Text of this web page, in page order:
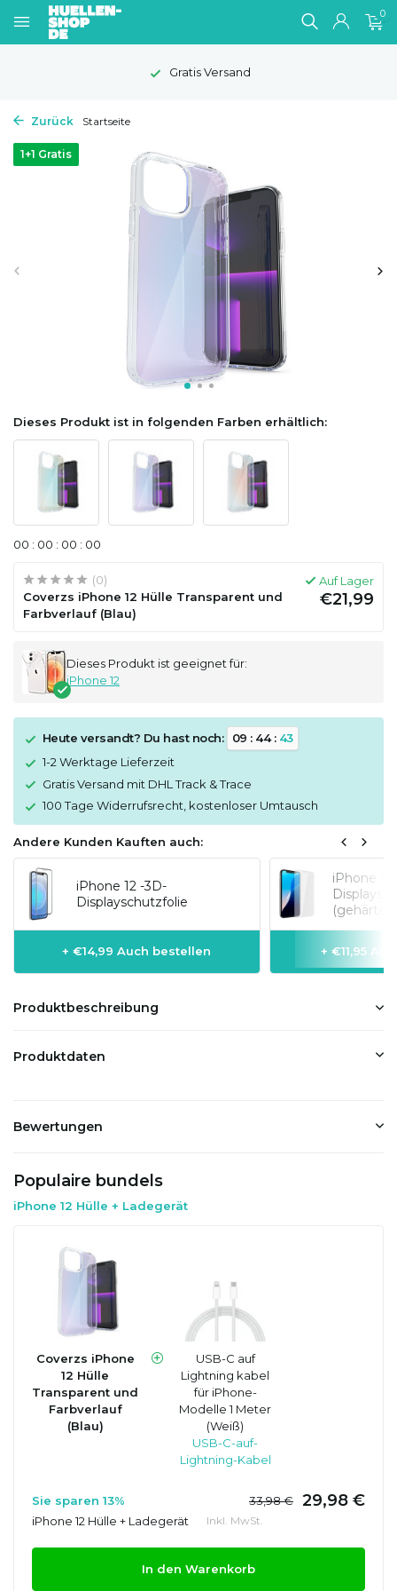
0
Gratis Versand
Zurück Startseite
1+1 Gratis
Dieses Produkt ist in folgenden Farben erhältlich:
00 : 00 : 00 : 00
(0)
Coverzs iPhone 12 Hülle Transparent und
Farbverlauf (Blau)
Auf Lager
€21,99
Dieses Produkt ist geeignet für:
iPhone 12
Heute versandt? Du hast noch: 09 : 44: 43
1-2 Werktage Lieferzeit
Gratis Versand mit DHL Track & Trace
100 Tage Widerrufsrecht, kostenloser Umtausch
Andere Kunden Kauften auch:
iPhone 12 -3D-
Displayschutzfolie
+ €14,99 Auch bestellen
iPhone 12
+ €11,95
Produktbeschreibung
Produktdaten
Bewertungen
Populaire bundels
iPhone 12 Hülle + Ladegerät
Coverzs iPhone
12 Hülle
Transparent und
Farbverlauf
(Blau)
USB-C auf
Lightning kabel
für iPhone-
Modelle 1 Meter
(Weiß)
USB-C-auf-
Lightning-Kabel
Sie sparen 13% 33,98 € 29,98 €
iPhone 12 Hülle + Ladegerät Inkl. MwSt.
In den Warenkorb